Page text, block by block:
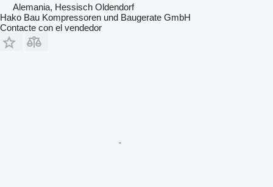
Alemania, Hessisch Oldendorf
Hako Bau Kompressoren und Baugerate GmbH
Contacte con el vendedor